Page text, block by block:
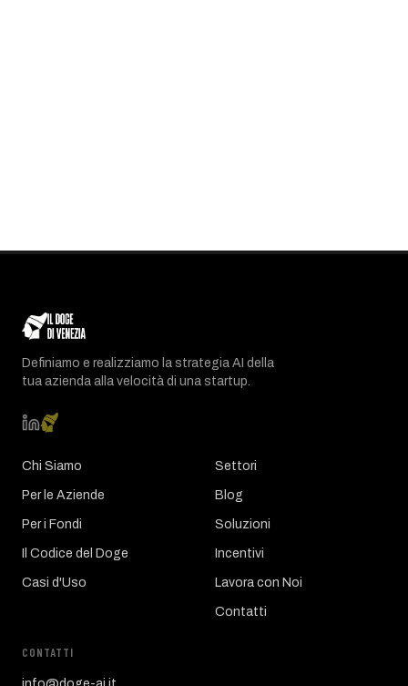
Definiamo e realizziamo la strategia AI della
tua azienda alla velocità di una startup.
Chi Siamo
Per le Aziende
Per i Fondi
Il Codice del Doge
Casi d'Uso
Settori
Blog
Soluzioni
Incentivi
Lavora con Noi
Contatti
CONTATTI